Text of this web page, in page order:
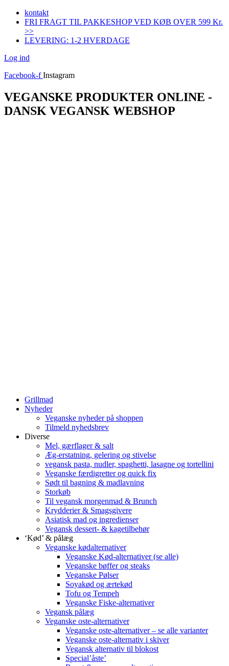
Videre
indhold
kontakt
FRI FRAGT TIL PAKKESHOP VED KØB OVER 599 Kr.
>>
LEVERING: 1-2 HVERDAGE
Log ind
Facebook-f Instagram
VEGANSKE PRODUKTER ONLINE -
DANSK VEGANSK WEBSHOP
Grillmad
Nyheder
Veganske nyheder på shoppen
Tilmeld nyhedsbrev
Diverse
Mel, gærflager & salt
Æg-erstatning, gelering og stivelse
vegansk pasta, nudler, spaghetti, lasagne og tortellini
Veganske færdigretter og quick fix
Sødt til bagning & madlavning
Storkøb
Til vegansk morgenmad & Brunch
Krydderier & Smagsgivere
Asiatisk mad og ingredienser
Vegansk dessert- & kagetilbehør
‘Kød’ & pålæg
Veganske kødalternativer
Veganske Kød-alternativer (se alle)
Veganske bøffer og steaks
Veganske Pølser
Soyakød og ærtekød
Tofu og Tempeh
Veganske Fiske-alternativer
Vegansk pålæg
Veganske oste-alternativer
Veganske oste-alternativer – se alle varianter
Veganske oste-alternativ i skiver
Vegansk alternativ til blokost
Special’åste’